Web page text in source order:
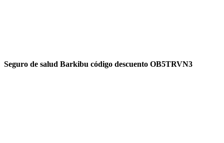
Seguro de salud Barkibu código descuento OB5TRVN3